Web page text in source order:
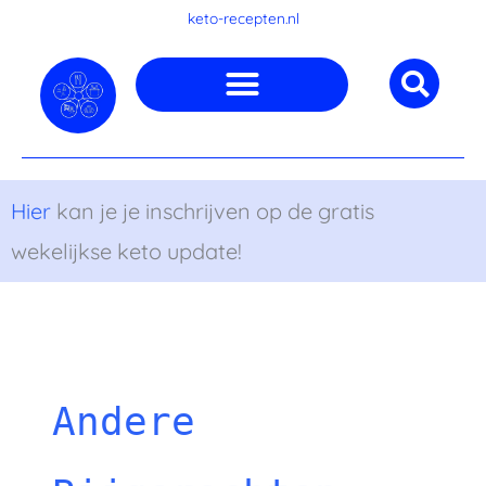
inhoud
keto-recepten.nl
Hier kan je je inschrijven op de gratis
wekelijkse keto update!
Andere